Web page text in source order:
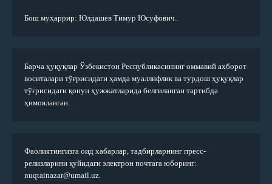
Бош муҳаррир: Юлдашев Тимур Юсуфович.
Барча ҳуқуқлар Ўзбекистон Республикасининг оммавий ахборот
воситалари тўғрисидаги ҳамда муаллифлик ва турдош ҳуқуқлар
тўғрисидаги қонун ҳужжатларида белгиланган тартибда
ҳимояланган.
Фаолиятингизга оид хабарлар, тадбирларнинг пресс-
релизларини қуйидаги электрон почтага юборинг:
nuqtainazar@umail.uz.